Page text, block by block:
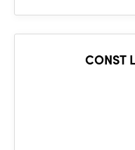
CONST